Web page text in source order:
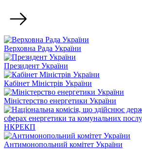
Верховна Рада України
Президент України
Кабінет Міністрів України
Міністерство енергетики України
НКРЕКП
Антимонопольний комітет України